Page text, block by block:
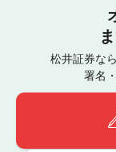
松井証券な
署名